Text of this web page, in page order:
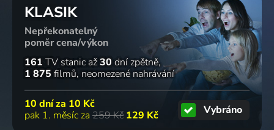
KLASIK
Nepřekonatelný
poměr cena/výkon
161 TV stanic až30 dní zpětně
1 875 filmů neomezené nahrávání
10 dní za 10 Kč
pak 1. měsíc za 259 Kč 129 Kč Vybráno